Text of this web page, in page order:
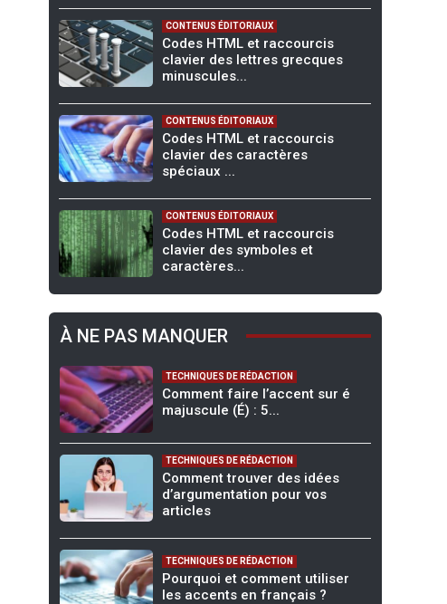
CONTENUS ÉDITORIAUX
Codes HTML et raccourcis
clavier des lettres grecques
minuscules...
CONTENUS ÉDITORIAUX
Codes HTML et raccourcis
clavier des caractères
spéciaux ...
CONTENUS ÉDITORIAUX
Codes HTML et raccourcis
clavier des symboles et
caractères...
À NE PAS MANQUER
TECHNIQUES DE RÉDACTION
Comment faire l’accent sur é
majuscule (É) : 5...
TECHNIQUES DE RÉDACTION
Comment trouver des idées
d’argumentation pour vos
articles
TECHNIQUES DE RÉDACTION
Pourquoi et comment utiliser
les accents en français ?